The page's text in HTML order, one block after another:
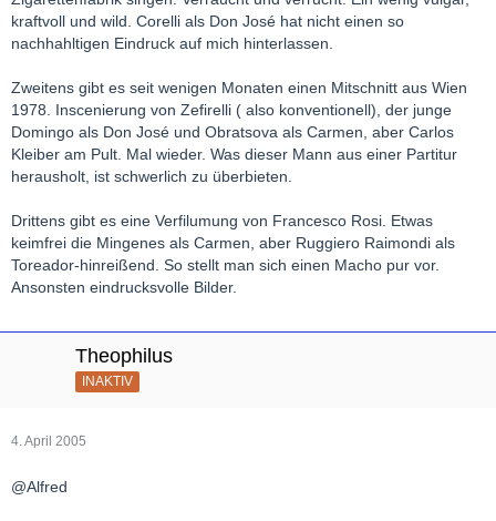
kraftvoll und wild. Corelli als Don José hat nicht einen so
nachhahltigen Eindruck auf mich hinterlassen.
Zweitens gibt es seit wenigen Monaten einen Mitschnitt aus Wien
1978. Inscenierung von Zefirelli ( also konventionell), der junge
Domingo als Don José und Obratsova als Carmen, aber Carlos
Kleiber am Pult. Mal wieder. Was dieser Mann aus einer Partitur
herausholt, ist schwerlich zu überbieten.
Drittens gibt es eine Verfilumung von Francesco Rosi. Etwas
keimfrei die Mingenes als Carmen, aber Ruggiero Raimondi als
Toreador-hinreißend. So stellt man sich einen Macho pur vor.
Ansonsten eindrucksvolle Bilder.
Theophilus
INAKTIV
4. April 2005
@Alfred